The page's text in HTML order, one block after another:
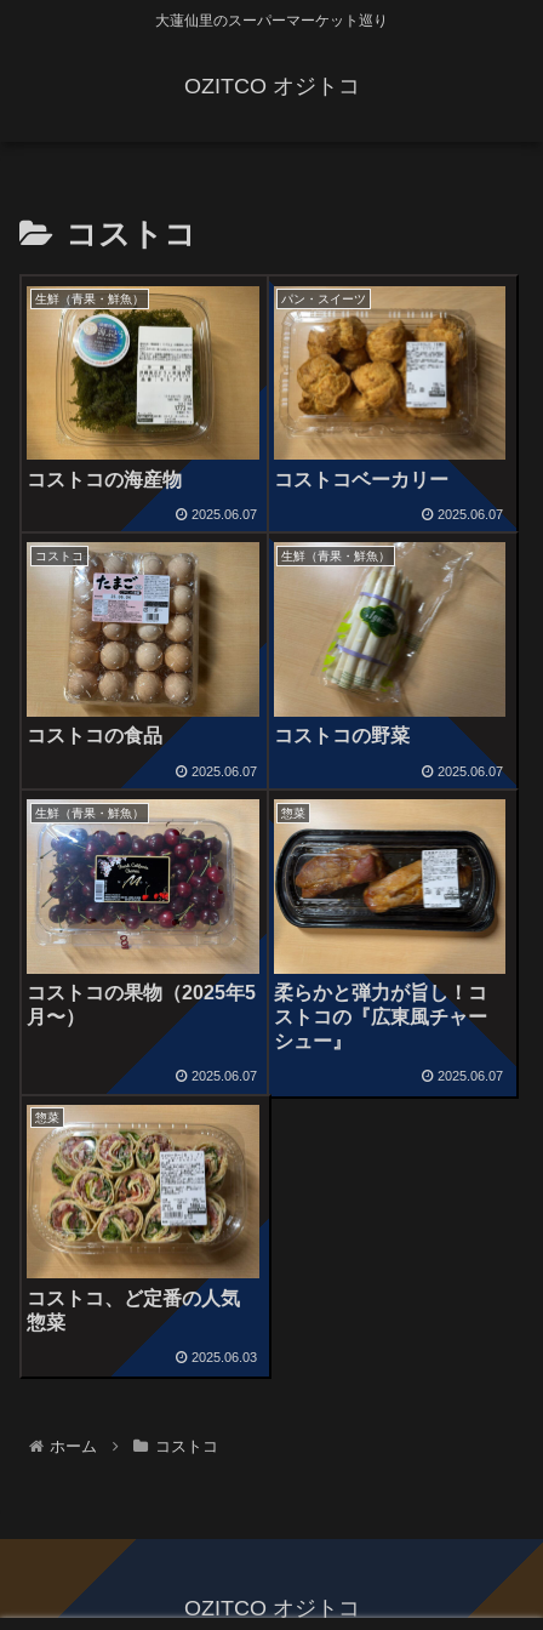
大蓮仙里のスーパーマーケット巡り
OZITCO オジトコ
コストコ
生鮮（青果・鮮魚）
コストコの海産物
2025.06.07
パン・スイーツ
コストコベーカリー
2025.06.07
コストコ
コストコの食品
2025.06.07
生鮮（青果・鮮魚）
コストコの野菜
2025.06.07
生鮮（青果・鮮魚）
コストコの果物（2025年5
月〜）
2025.06.07
惣菜
柔らかと弾力が旨し！コ
ストコの『広東風チャー
シュー』
2025.06.07
惣菜
コストコ、ど定番の人気
惣菜
2025.06.03
ホーム コストコ
OZITCO オジトコ